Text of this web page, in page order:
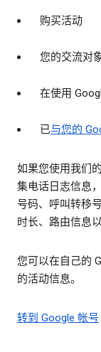
购买活动
您的交流对
在使用
已与您的
如果您使用我们的
集电话日志信息
号码、呼叫转移
时长、路由信息
您可以在自己的
的活动信息。
转到 Google 帐号